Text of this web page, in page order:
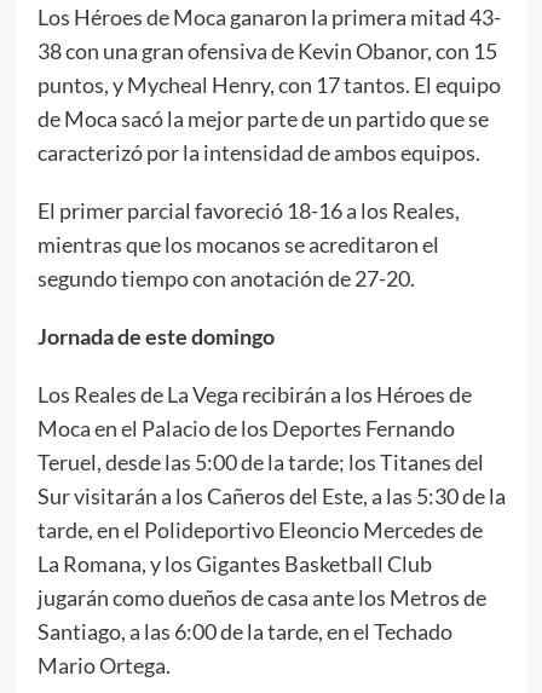
Los Héroes de Moca ganaron la primera mitad 43-
38 con una gran ofensiva de Kevin Obanor, con 15
puntos, y Mycheal Henry, con 17 tantos. El equipo
de Moca sacó la mejor parte de un partido que se
caracterizó por la intensidad de ambos equipos.
El primer parcial favoreció 18-16 a los Reales,
mientras que los mocanos se acreditaron el
segundo tiempo con anotación de 27-20.
Jornada de este domingo
Los Reales de La Vega recibirán a los Héroes de
Moca en el Palacio de los Deportes Fernando
Teruel, desde las 5:00 de la tarde; los Titanes del
Sur visitarán a los Cañeros del Este, a las 5:30 de la
tarde, en el Polideportivo Eleoncio Mercedes de
La Romana, y los Gigantes Basketball Club
jugarán como dueños de casa ante los Metros de
Santiago, a las 6:00 de la tarde, en el Techado
Mario Ortega.